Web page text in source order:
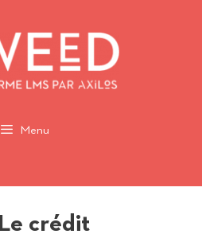
Menu
Le crédit